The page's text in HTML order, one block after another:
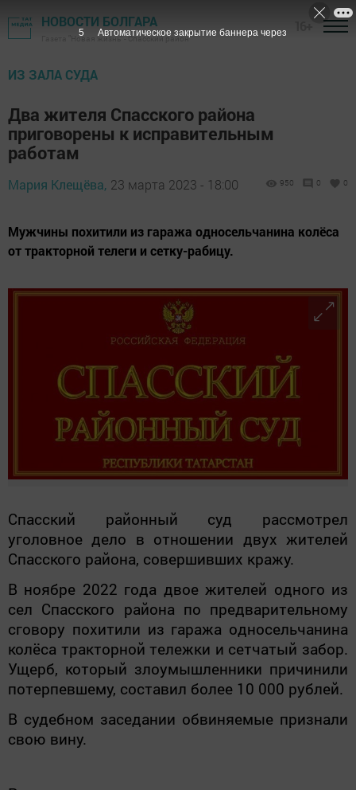
НОВОСТИ БОЛГАРА
Газета "Новая жизнь" - Спасский район
ИЗ ЗАЛА СУДА
Два жителя Спасского района
приговорены к исправительным
работам
Мария Клещёва, 23 марта 2023 - 18:00 950 0 0
Мужчины похитили из гаража односельчанина колёса
от тракторной телеги и сетку-рабицу.
Спасский районный суд рассмотрел
уголовное дело в отношении двух жителей
Спасского района, совершивших кражу.
В ноябре 2022 года двое жителей одного из
сел Спасского района по предварительному
сговору похитили из гаража односельчанина
колёса тракторной тележки и сетчатый забор.
Ущерб, который злоумышленники причинили
потерпевшему, составил более 10 000 рублей.
В судебном заседании обвиняемые признали
свою вину.
3 Автоматическое закрытие баннера через